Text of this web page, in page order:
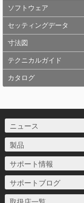
ソフトウェア
セッティングデータ
寸法図
テクニカルガイド
カタログ
ニュース
製品
サポート情報
サポートブログ